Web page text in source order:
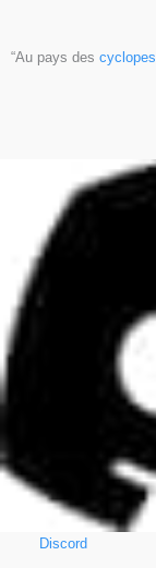
“Au pays des cyclopes
Discord